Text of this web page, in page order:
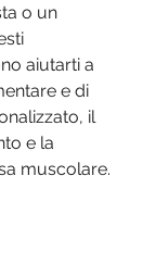
aiutarti a
e di
il
e la
muscolare.